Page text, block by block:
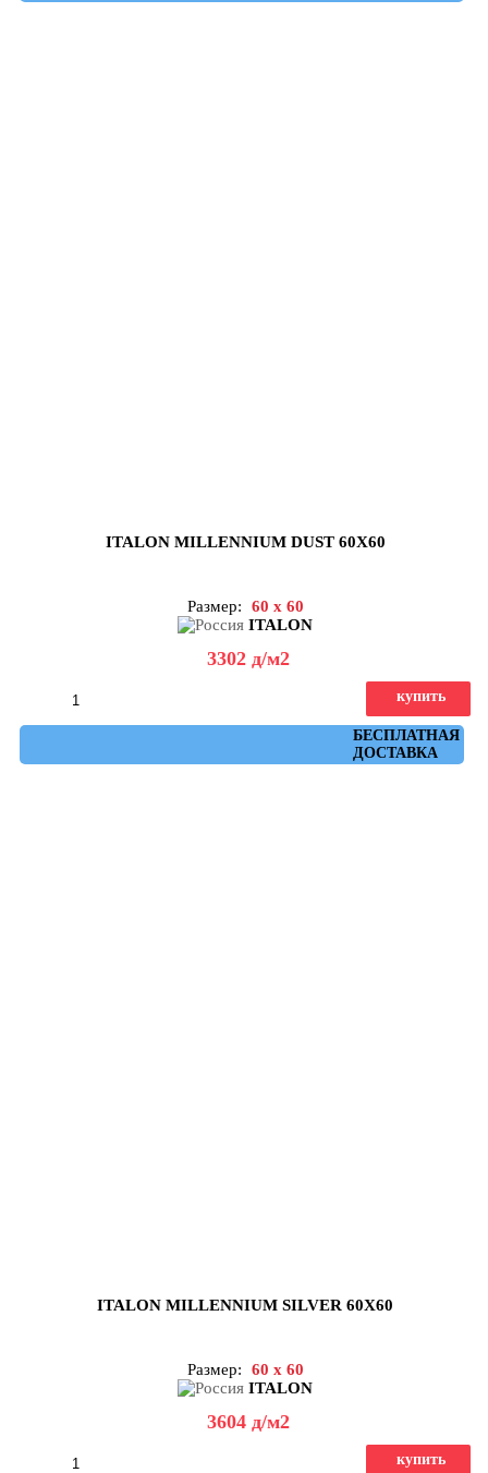
ITALON MILLENNIUM DUST 60X60
Размер:
60 x 60
ITALON
3302 д/м2
БЕСПЛАТНАЯ
ДОСТАВКА
купить
ITALON MILLENNIUM SILVER 60X60
Размер:
60 x 60
ITALON
3604 д/м2
купить